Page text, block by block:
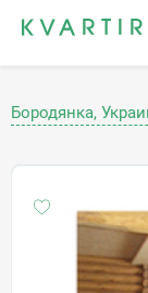
Бородянка,